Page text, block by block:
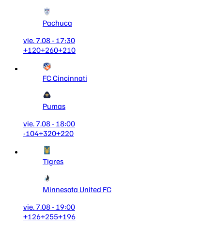
Pachuca
vie. 7.08 - 17:30
+120+260+210
FC Cincinnati
Pumas
vie. 7.08 - 18:00
-104+320+220
Tigres
Minnesota United FC
vie. 7.08 - 19:00
+126+255+196